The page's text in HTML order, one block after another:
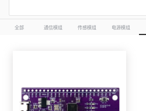
全部 通信模组 传感模组 电源模组